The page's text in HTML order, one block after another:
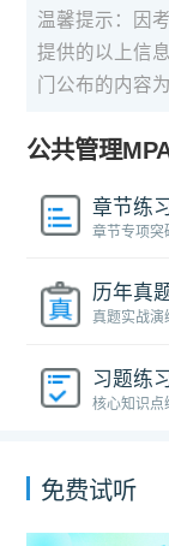
温馨提示：因
提供的以上信
门公布的内容为
公共管理
章节练
章节专项突
历年真
真题实战演
习题练
核心知识点
免费试听